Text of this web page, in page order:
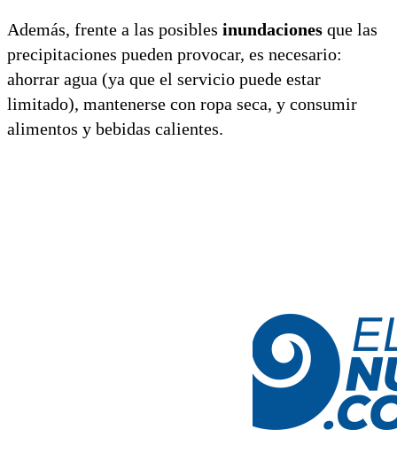
Además, frente a las posibles inundaciones que las
precipitaciones pueden provocar, es necesario:
ahorrar agua (ya que el servicio puede estar
limitado), mantenerse con ropa seca, y consumir
alimentos y bebidas calientes.